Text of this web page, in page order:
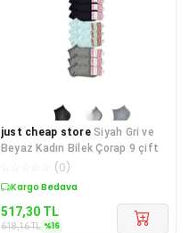
just cheap store Siyah Gri ve
Beyaz Kadın Bilek Çorap 9 çift
(0)
Sepette %16 İndirim
517,30 TL
618,16TL %16